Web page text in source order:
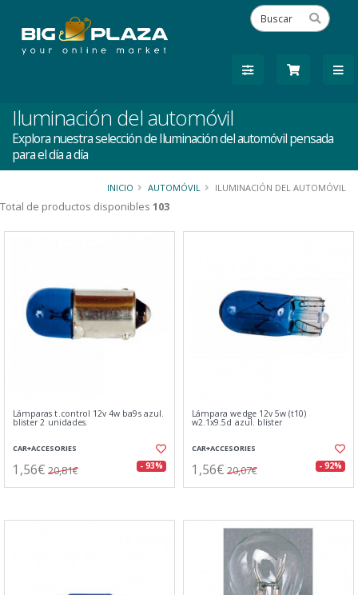
Iluminación del automóvil
Explora nuestra selección de Iluminación del automóvil pensada
para el día a día
INICIO AUTOMÓVIL ILUMINACIÓN DEL AUTOMÓVIL
Total de productos disponibles 103
Lámparas t.control 12v 4w ba9s azul.
blister 2 unidades.
CAR+ACCESORIES
1,56€ 20,81€ - 93%
Lámpara wedge 12v 5w (t10)
w2.1x9.5d azul. blister
CAR+ACCESORIES
1,56€ 20,07€ - 92%